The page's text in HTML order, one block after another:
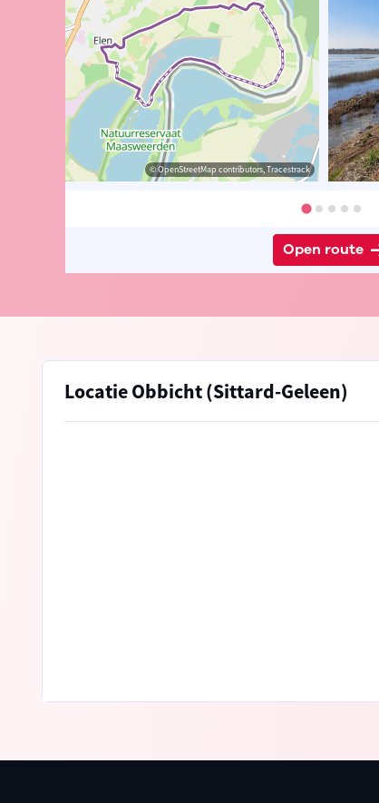
© OpenStreetMap contributors, Tracestrack
Open route
© Jan Theunis © Jan Theunis
Locatie Obbicht (Sittard-Geleen)